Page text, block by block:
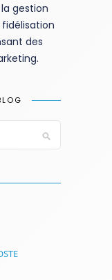
gestion
des